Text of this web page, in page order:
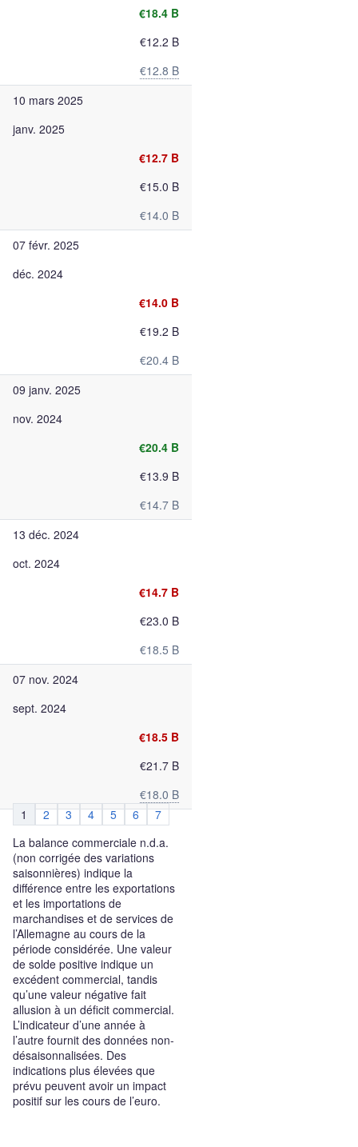
€18.4 B
€12.2 B
€12.8 B
10 mars 2025
janv. 2025
€12.7 B
€15.0 B
€14.0 B
07 févr. 2025
déc. 2024
€14.0 B
€19.2 B
€20.4 B
09 janv. 2025
nov. 2024
€20.4 B
€13.9 B
€14.7 B
13 déc. 2024
oct. 2024
€14.7 B
€23.0 B
€18.5 B
07 nov. 2024
sept. 2024
€18.5 B
€21.7 B
€18.0 B
1
2 3 4 5 6
7
La balance commerciale n.d.a.
(non corrigée des variations
saisonnières) indique la
différence entre les exportations
et les importations de
marchandises et de services de
l’Allemagne au cours de la
période considérée. Une valeur
de solde positive indique un
excédent commercial, tandis
qu’une valeur négative fait
allusion à un déficit commercial.
L’indicateur d’une année à
l’autre fournit des données non-
désaisonnalisées. Des
indications plus élevées que
prévu peuvent avoir un impact
positif sur les cours de l’euro.